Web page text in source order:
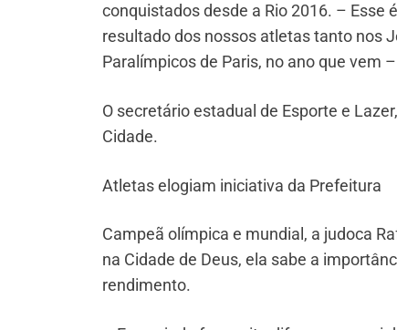
conquistados desde a Rio 2016. – Esse
resultado dos nossos atletas tanto nos
Paralímpicos de Paris, no ano que vem
O secretário estadual de Esporte e
Cidade.
Atletas elogiam iniciativa da Prefeitura
Campeã olímpica e mundial, a judoca
na Cidade de Deus, ela sabe a
rendimento.